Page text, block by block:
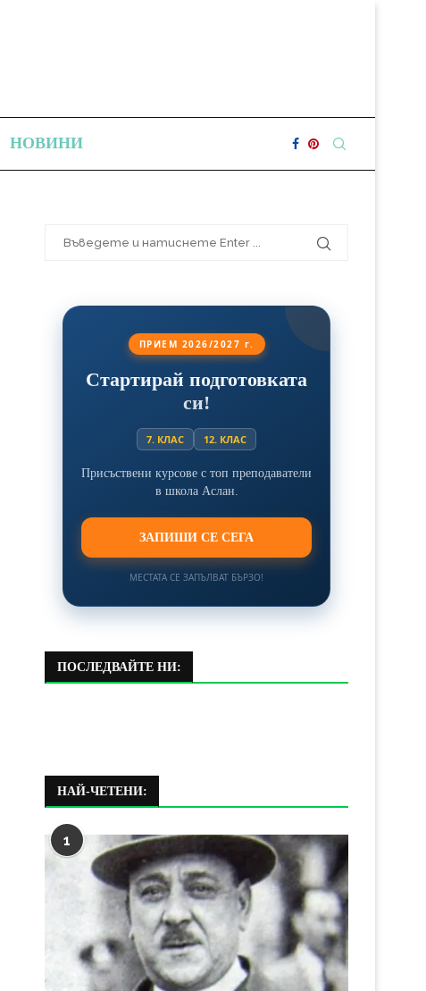
НОВИНИ
ПРИЕМ 2026/2027 г.
Стартирай подготовката
си!
7. КЛАС 12. КЛАС
Присъствени курсове с топ преподаватели
в школа Аслан.
ЗАПИШИ СЕ СЕГА
МЕСТАТА СЕ ЗАПЪЛВАТ БЪРЗО!
ПОСЛЕДВАЙТЕ НИ:
НАЙ-ЧЕТЕНИ:
1